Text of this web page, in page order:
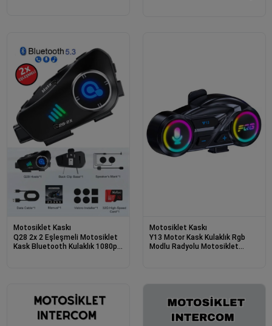
Motosiklet Kaskı
Q28 2x 2 Eşleşmeli Motosiklet
Kask Bluetooth Kulaklık 1080p
Motosiklet Kaskı
Y13 Motor Kask Kulaklık Rgb
Modlu Radyolu Motosiklet